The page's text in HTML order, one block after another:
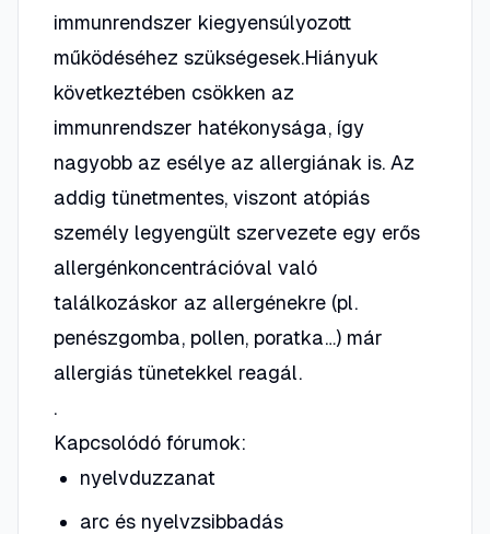
immunrendszer kiegyensúlyozott
működéséhez szükségesek.Hiányuk
következtében csökken az
immunrendszer hatékonysága, így
nagyobb az esélye az allergiának is. Az
addig tünetmentes, viszont atópiás
személy legyengült szervezete egy erős
allergénkoncentrációval való
találkozáskor az allergénekre (pl.
penészgomba, pollen, poratka…) már
allergiás tünetekkel reagál.
.
Kapcsolódó fórumok:
nyelvduzzanat
arc és nyelvzsibbadás